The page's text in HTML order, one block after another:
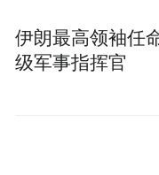
伊朗最高领袖任
级军事指挥官